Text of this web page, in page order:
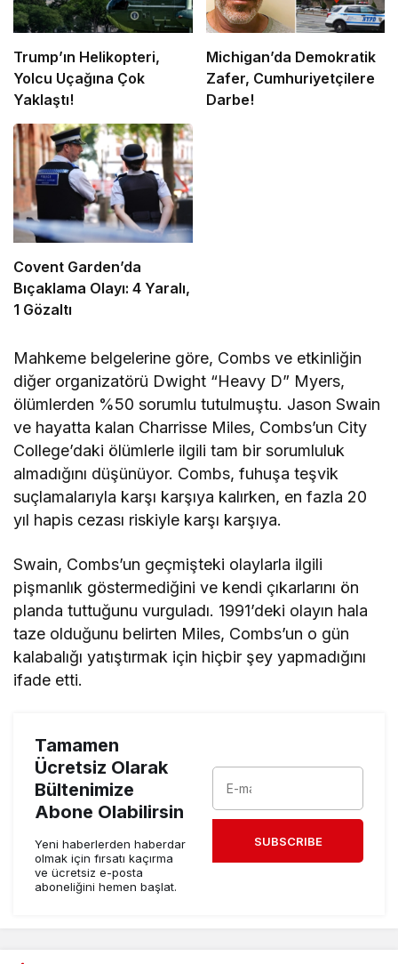
Trump’ın Helikopteri,
Yolcu Uçağına Çok
Yaklaştı!
Michigan’da Demokratik
Zafer, Cumhuriyetçilere
Darbe!
Covent Garden’da
Bıçaklama Olayı: 4 Yaralı,
1 Gözaltı
Mahkeme belgelerine göre, Combs ve etkinliğin
diğer organizatörü Dwight “Heavy D” Myers,
ölümlerden %50 sorumlu tutulmuştu. Jason Swain
ve hayatta kalan Charrisse Miles, Combs’un City
College’daki ölümlerle ilgili tam bir sorumluluk
almadığını düşünüyor. Combs, fuhuşa teşvik
suçlamalarıyla karşı karşıya kalırken, en fazla 20
yıl hapis cezası riskiyle karşı karşıya.
Swain, Combs’un geçmişteki olaylarla ilgili
pişmanlık göstermediğini ve kendi çıkarlarını ön
planda tuttuğunu vurguladı. 1991’deki olayın hala
taze olduğunu belirten Miles, Combs’un o gün
kalabalığı yatıştırmak için hiçbir şey yapmadığını
ifade etti.
Tamamen
Ücretsiz Olarak
Bültenimize
Abone Olabilirsin
Yeni haberlerden haberdar
olmak için fırsatı kaçırma
ve ücretsiz e-posta
aboneliğini hemen başlat.
SUBSCRIBE